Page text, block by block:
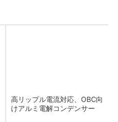
高リップル電流対応、OBC向
けアルミ電解コンデンサー